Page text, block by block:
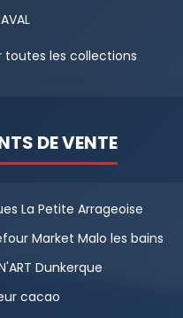
toutes les collections
DE VENTE
La Petite Arrageoise
Market Malo les bains
Dunkerque
cacao